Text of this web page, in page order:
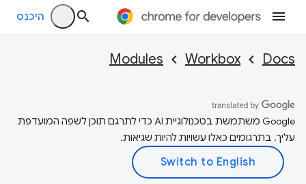
היכנס
Docs
Workbox
Modules
‫Google משתמשת בטכנולוגיית AI כדי לתרגם תוכן לשפה המועדפת
עליך. בתרגומים כאלו עשויות להיות שגיאות.